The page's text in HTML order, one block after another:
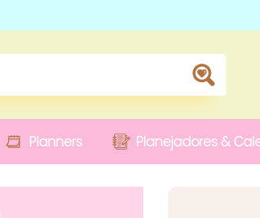
Planners Planejadores &